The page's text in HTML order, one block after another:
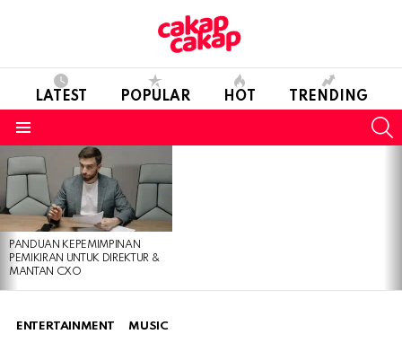
LATEST POPULAR HOT TRENDING
LATEST
STORIES
PANDUAN KEPEMIMPINAN
PEMIKIRAN UNTUK DIREKTUR &
MANTAN CXO
ENTERTAINMENT MUSIC